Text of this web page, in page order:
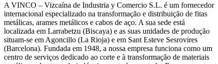
A VINCO – Vizcaína de Industria y Comercio S.L. é um fornecedor
internacional especializado na transformação e distribuição de fitas
metálicas, arames metálicos e cabos de aço. A sua sede está
localizada em Larrabetzu (Biscaya) e as suas unidades de produção
situam-se em Agoncillo (La Rioja) e em Sant Esteve Sesrovires
(Barcelona). Fundada em 1948, a nossa empresa funciona como um
centro de serviços dedicado ao corte e à transformação de materiais